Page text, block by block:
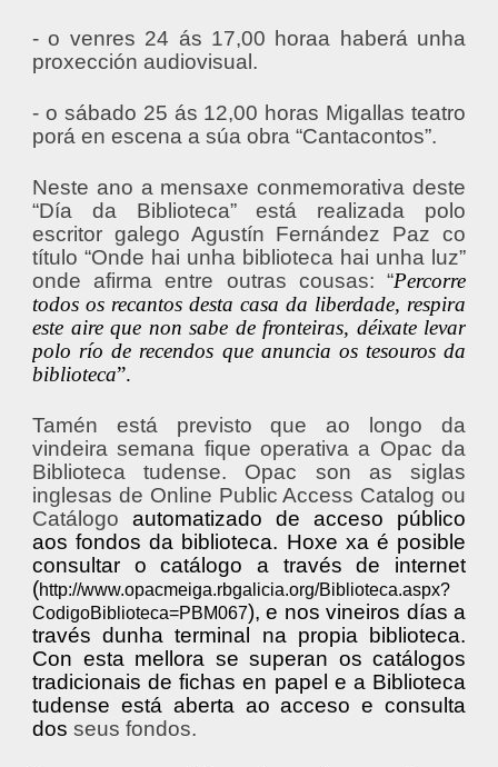
- o venres 24 ás 17,00 horaa haberá unha
proxección audiovisual.
- o sábado 25 ás 12,00 horas Migallas teatro
porá en escena a súa obra “Cantacontos”.
Neste ano a mensaxe conmemorativa deste
“Día da Biblioteca” está realizada polo
escritor galego Agustín Fernández Paz co
título “Onde hai unha biblioteca hai unha luz”
onde afirma entre outras cousas: “Percorre
todos os recantos desta casa da liberdade, respira
este aire que non sabe de fronteiras, déixate levar
polo río de recendos que anuncia os tesouros da
biblioteca”.
Tamén está previsto que ao longo da
vindeira semana fique operativa a Opac da
Biblioteca tudense. Opac son as siglas
inglesas de Online Public Access Catalog ou
Catálogo automatizado de acceso público
aos fondos da biblioteca. Hoxe xa é posible
consultar o catálogo a través de internet
(http://www.opacmeiga.rbgalicia.org/Biblioteca.aspx?
CodigoBiblioteca=PBM067), e nos vineiros días a
través dunha terminal na propia biblioteca.
Con esta mellora se superan os catálogos
tradicionais de fichas en papel e a Biblioteca
tudense está aberta ao acceso e consulta
dos seus fondos.